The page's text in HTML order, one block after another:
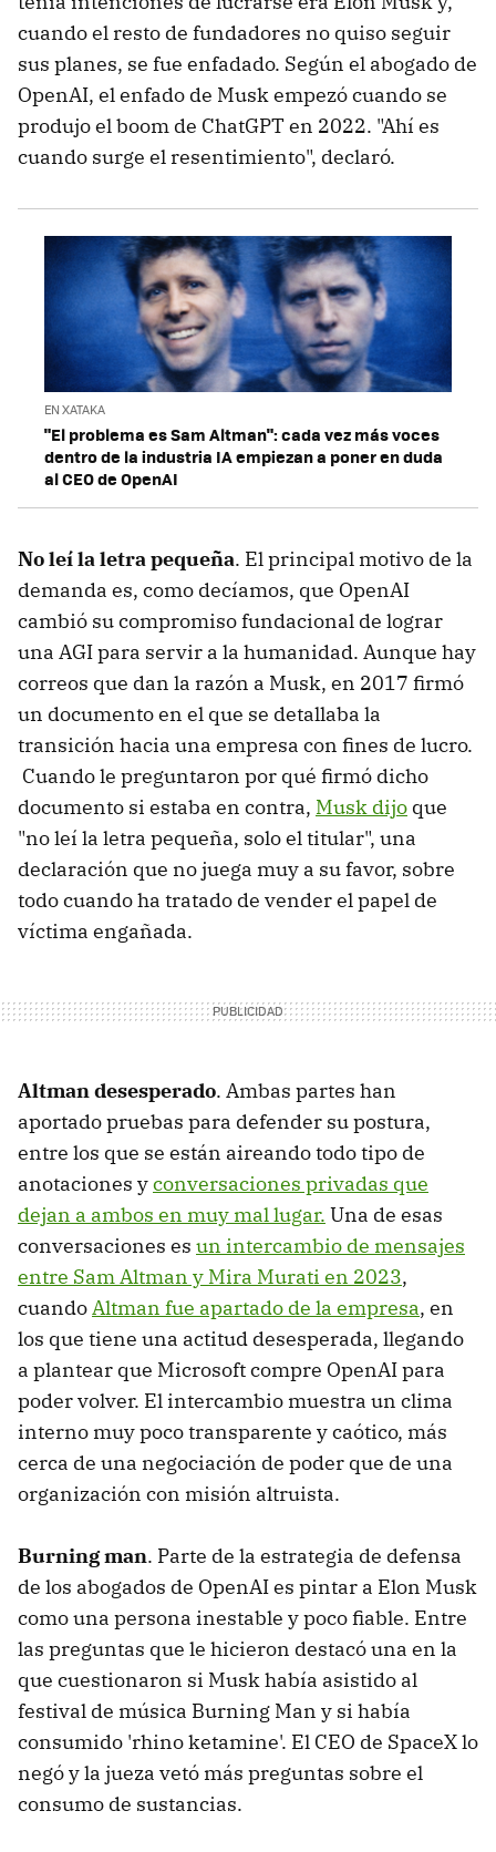
cuando el resto de fundadores no quiso seguir
sus planes, se fue enfadado. Según el abogado de
OpenAI, el enfado de Musk empezó cuando se
produjo el boom de ChatGPT en 2022. "Ahí es
cuando surge el resentimiento", declaró.
EN XATAKA
"El problema es Sam Altman": cada vez más voces
dentro de la industria IA empiezan a poner en duda
al CEO de OpenAI
No leí la letra pequeña. El principal motivo de la
demanda es, como decíamos, que OpenAI
cambió su compromiso fundacional de lograr
una AGI para servir a la humanidad. Aunque hay
correos que dan la razón a Musk, en 2017 firmó
un documento en el que se detallaba la
transición hacia una empresa con fines de lucro.
Cuando le preguntaron por qué firmó dicho
documento si estaba en contra, Musk dijo que
"no leí la letra pequeña, solo el titular", una
declaración que no juega muy a su favor, sobre
todo cuando ha tratado de vender el papel de
víctima engañada.
Altman desesperado. Ambas partes han
aportado pruebas para defender su postura,
entre los que se están aireando todo tipo de
anotaciones yconversaciones privadas que
dejan a ambos en muy mal lugar. Una de esas
conversaciones es un intercambio de mensajes
entre Sam Altman y Mira Murati en 2023,
cuandoAltman fue apartado de la empresa, en
los que tiene una actitud desesperada, llegando
a plantear que Microsoft compre OpenAI para
poder volver. El intercambio muestra un clima
interno muy poco transparente y caótico, más
cerca de una negociación de poder que de una
organización con misión altruista.
Burning man. Parte de la estrategia de defensa
de los abogados de OpenAI es pintar a Elon Musk
como una persona inestable y poco fiable. Entre
las preguntas que le hicieron destacó una en la
que cuestionaron si Musk había asistido al
festival de música Burning Man y si había
consumido 'rhino ketamine'. El CEO de SpaceX lo
negó y la jueza vetó más preguntas sobre el
consumo de sustancias.